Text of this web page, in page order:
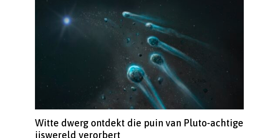
Witte dwerg ontdekt die puin van Pluto-achtige
ijswereld verorbert